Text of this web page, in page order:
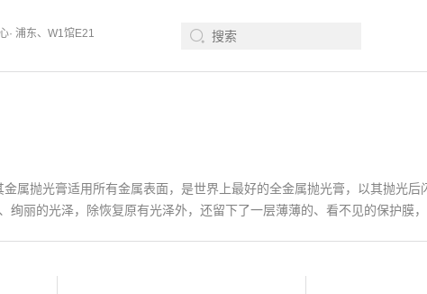
浦东、W1馆E21 、欢迎莅临指导 2026年08月12-14日、SurfacePME 表面精密加
属抛光膏适用所有金属表面，是世界上最好的全金属抛光膏，以其抛光
绚丽的光泽，除恢复原有光泽外，还留下了一层薄薄的、看不见的保护膜，